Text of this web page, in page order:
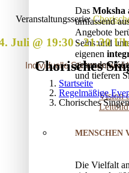
Das Moksha
umfassend
Angebote
Seins und
eigenen
gesunden
und tieferen
Vision
MENSCHEN
Die Vielfalt
Chorisches
Startseite
Regelmäßige
Chorisches Singen
Veranstaltungsserie:
Juli @ 19:30-21:30
Individuelle
17:30
20. SEP. @ 16:00